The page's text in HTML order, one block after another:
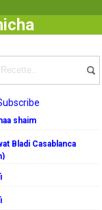
shaim
Bladi Casablanca